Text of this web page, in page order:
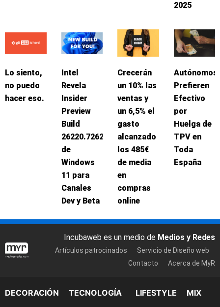
2025
Lo siento,
no puedo
hacer eso.
Intel
Revela
Insider
Preview
Build
26220.7262
de
Windows
11 para
Canales
Dev y Beta
Crecerán
un 10% las
ventas y
un 6,5% el
gasto
alcanzado
los 485€
de media
en
compras
online
Autónomos
Prefieren
Efectivo
por
Huelga de
TPV en
Toda
España
Incubaweb es un medio de Medios y Redes
Artículos patrocinados
Servicio de Diseño web
Contacto
Acerca de MyR
DECORACIÓN TECNOLOGÍA LIFESTYLE MIX